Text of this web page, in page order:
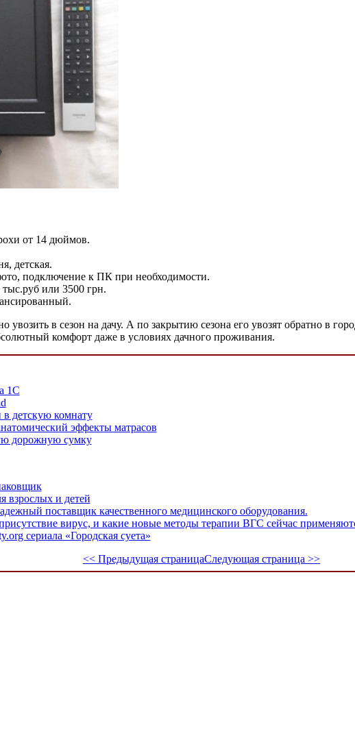
от 14 дюймов.
детская.
подключение к ПК при необходимости.
или 3500 грн.
в сезон на дачу. А по закрытию сезона его увозят обратно в
комфорт даже в условиях дачного проживания.
1С
детскую комнату
эффекты матрасов
дорожную сумку
взрослых и детей
поставщик качественного медицинского оборудования.
вирус, и какие новые методы терапии ВГС сейчас
сериала «Городская суета»
<< Предыдущая страницаСледующая страница >>